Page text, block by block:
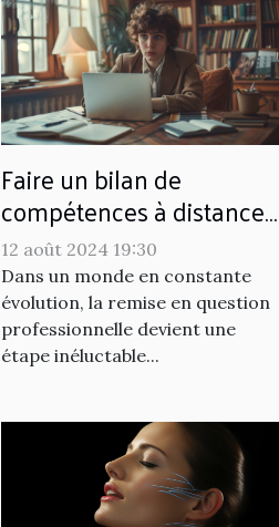
Faire un bilan de
compétences à distance :
processus et avantages
12 août 2024 19:30
Dans un monde en constante
évolution, la remise en question
professionnelle devient une
étape inéluctable...